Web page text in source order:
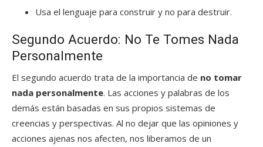
Usa el lenguaje para construir y no para destruir.
Segundo Acuerdo: No Te Tomes Nada
Personalmente
El segundo acuerdo trata de la importancia de no tomar
nada personalmente. Las acciones y palabras de los
demás están basadas en sus propios sistemas de
creencias y perspectivas. Al no dejar que las opiniones y
acciones ajenas nos afecten, nos liberamos de un